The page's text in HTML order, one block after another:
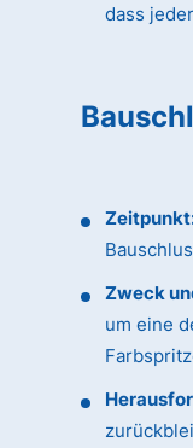
dass
Zweck
um eine